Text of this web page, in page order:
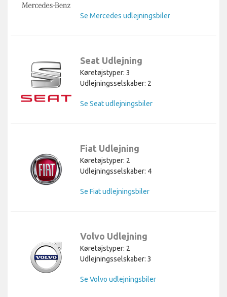
Se Mercedes udlejningsbiler
Seat Udlejning
Køretøjstyper: 3
Udlejningsselskaber: 2
Se Seat udlejningsbiler
Fiat Udlejning
Køretøjstyper: 2
Udlejningsselskaber: 4
Se Fiat udlejningsbiler
Volvo Udlejning
Køretøjstyper: 2
Udlejningsselskaber: 3
Se Volvo udlejningsbiler